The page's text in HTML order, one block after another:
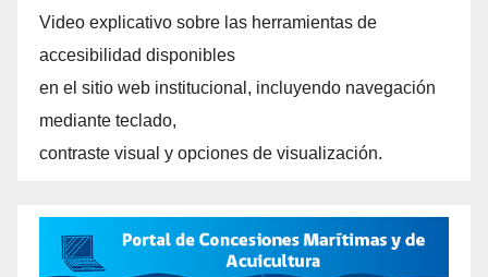
Video explicativo sobre las herramientas de
accesibilidad disponibles
en el sitio web institucional, incluyendo navegación
mediante teclado,
contraste visual y opciones de visualización.